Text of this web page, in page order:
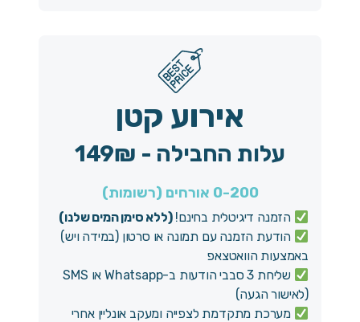
אירוע קטן
עלות החבילה - 149₪
0-200 אורחים (רשומות)
הזמנה דיגיטלית בחינם!(ללא סימן המים שלנו)
הודעת הזמנה עם תמונה או סרטון (במידה ויש)
באמצעות הוואטצאפ
שליחת 3 סבבי הודעות ב-Whatsapp או SMS
(לאישור הגעה)
מערכת מתקדמת לצפייה ומעקב אונליין אחרי